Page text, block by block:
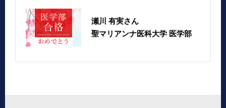
瀬川 有実さん
聖マリアンナ医科大学 医学部